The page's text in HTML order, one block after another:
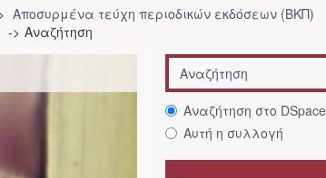
Αποσυρμένα τεύχη περιοδικών εκδόσεων (ΒΚΠ)
Αναζήτηση
Αναζήτηση στο DSpace
Αυτή η συλλογή